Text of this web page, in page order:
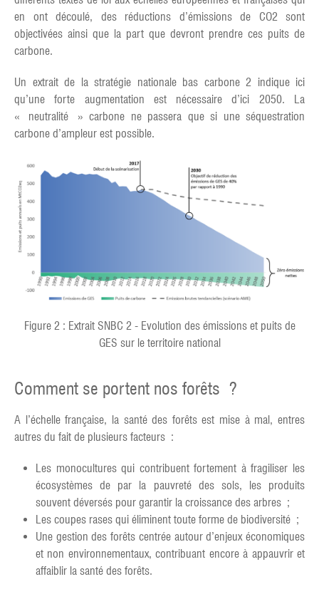
en ont découlé, des réductions d’émissions de CO2 sont
objectivées ainsi que la part que devront prendre ces puits de
carbone.
Un extrait de la stratégie nationale bas carbone 2 indique ici
qu’une forte augmentation est nécessaire d’ici 2050. La
« neutralité » carbone ne passera que si une séquestration
carbone d’ampleur est possible.
Figure 2 : Extrait SNBC 2 - Evolution des émissions et puits de
GES sur le territoire national
Comment se portent nos forêts ?
A l’échelle française, la santé des forêts est mise à mal, entres
autres du fait de plusieurs facteurs :
Les monocultures qui contribuent fortement à fragiliser les
écosystèmes de par la pauvreté des sols, les produits
souvent déversés pour garantir la croissance des arbres ;
Les coupes rases qui éliminent toute forme de biodiversité ;
Une gestion des forêts centrée autour d’enjeux économiques
et non environnementaux, contribuant encore à appauvrir et
affaiblir la santé des forêts.